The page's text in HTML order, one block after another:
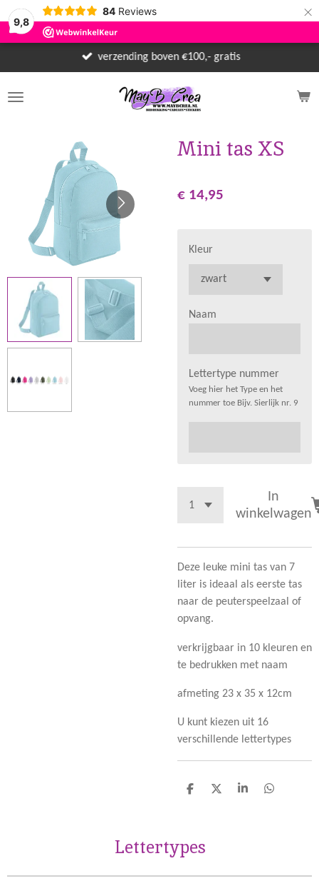
9,8
84 Reviews ×
verzending boven €100,- gratis
Mini tas XS
€ 14,95
Kleur
Naam
Lettertype nummer
Voeg hier het Type en het
nummer toe Bijv. Sierlijk nr. 9
In
winkelwagen
Deze leuke mini tas van 7
liter is ideaal als eerste tas
naar de peuterspeelzaal of
opvang.
verkrijgbaar in 10 kleuren en
te bedrukken met naam
afmeting 23 x 35 x 12cm
U kunt kiezen uit 16
verschillende lettertypes
D
n
D
S
D
Lettertypes